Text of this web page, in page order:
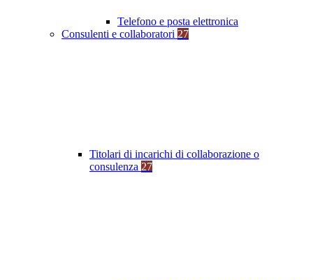
Telefono e posta elettronica
Consulenti e collaboratori 27
Titolari di incarichi di collaborazione o
consulenza 27